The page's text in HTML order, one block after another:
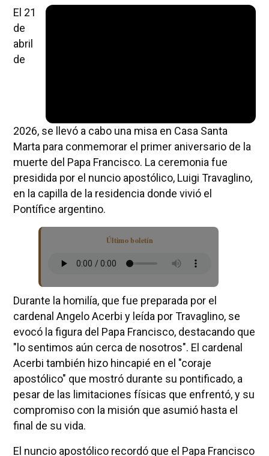
El 21
de
abril
de
2026, se llevó a cabo una misa en Casa Santa
Marta para conmemorar el primer aniversario de la
muerte del Papa Francisco. La ceremonia fue
presidida por el nuncio apostólico, Luigi Travaglino,
en la capilla de la residencia donde vivió el
Pontífice argentino.
Último boletín
Durante la homilía, que fue preparada por el
cardenal Angelo Acerbi y leída por Travaglino, se
evocó la figura del Papa Francisco, destacando que
"lo sentimos aún cerca de nosotros". El cardenal
Acerbi también hizo hincapié en el "coraje
apostólico" que mostró durante su pontificado, a
pesar de las limitaciones físicas que enfrentó, y su
compromiso con la misión que asumió hasta el
final de su vida.
El nuncio apostólico recordó que el Papa Francisco